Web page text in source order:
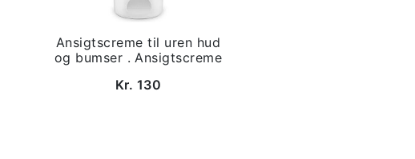
Ansigtscreme til uren hud
og bumser . Ansigtscreme
Kr. 130